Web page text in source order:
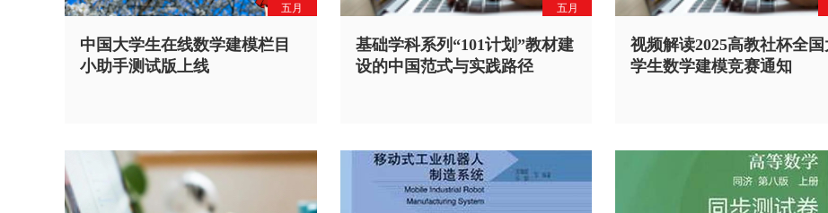
五月
中国大学生在线数学建模栏目
小助手测试版上线
五月
基础学科系列“101计划”教材建
设的中国范式与实践路径
视频解读2025高教社杯全国
学生数学建模竞赛通知